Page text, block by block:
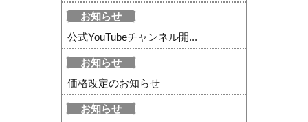
お知らせ
公式YouTubeチャンネル開...
お知らせ
価格改定のお知らせ
お知らせ